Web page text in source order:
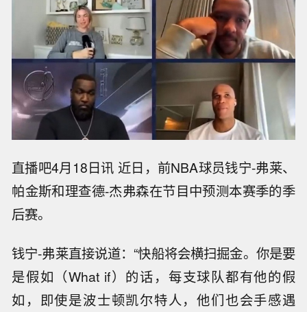
直播吧4月18日讯 近日，前NBA球员钱宁-弗莱、
帕金斯和理查德-杰弗森在节目中预测本赛季的季
后赛。
钱宁-弗莱直接说道：“快船将会横扫掘金。你是要
是假如（What if）的话，每支球队都有他的假
如，即使是波士顿凯尔特人，他们也会手感遇